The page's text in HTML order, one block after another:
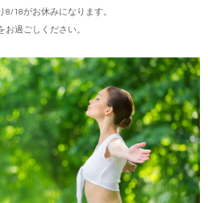
18がお休みになります。
過ごしください。